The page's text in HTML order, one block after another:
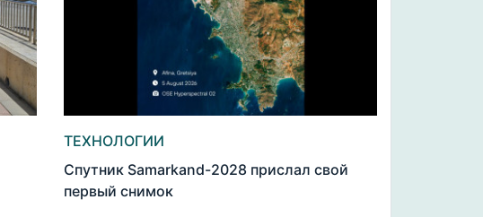
ТЕХНОЛОГИИ
Спутник Samarkand-2028 прислал свой
первый снимок